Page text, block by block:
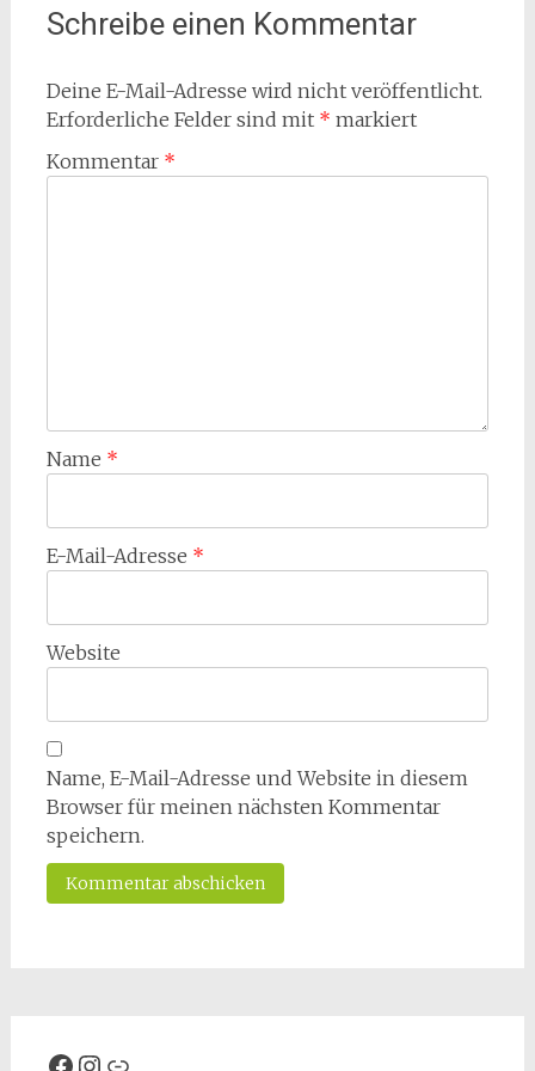
Schreibe einen Kommentar
Deine E-Mail-Adresse wird nicht veröffentlicht.
Erforderliche Felder sind mit * markiert
Kommentar *
Name *
E-Mail-Adresse *
Website
Name, E-Mail-Adresse und Website in diesem
Browser für meinen nächsten Kommentar
speichern.
Facebook
Instagram
Spenden